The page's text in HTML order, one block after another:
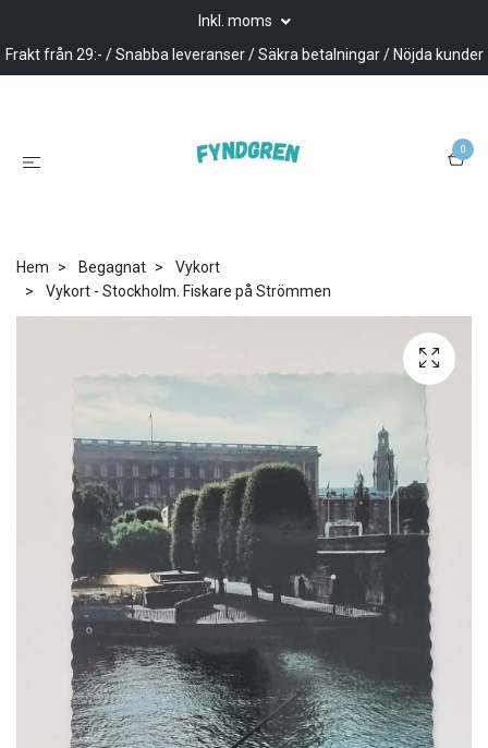
Inkl. moms
Frakt från 29:- / Snabba leveranser / Säkra betalningar / Nöjda kunder
0
Hem Begagnat
Vykort
Vykort - Stockholm. Fiskare på Strömmen